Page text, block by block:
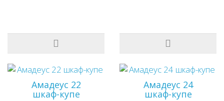
Амадеус 22
шкаф-купе
Амадеус 24
шкаф-купе